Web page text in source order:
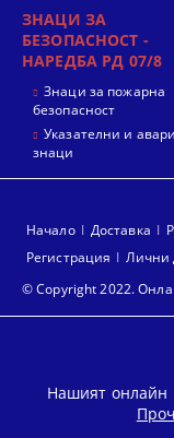
ЗНАЦИ ЗА
БЕЗОПАСНОСТ -
НАРЕДБА РД 07/8
Знаци за пожарна
безопасност
Указателни и
знаци
© Copyright 2022.
Начало Доставка
Регистрация
Лични
Нашият онлайн